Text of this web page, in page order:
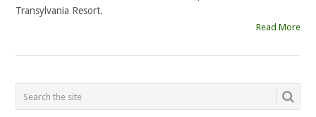
Transylvania Resort.
Read More
POSTS
NAVIGATION